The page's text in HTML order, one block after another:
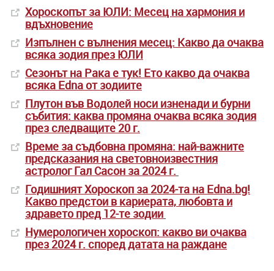
Хороскопът за ЮЛИ: Месец на хармония и
вдъхновение
Изпълнен с вълнения месец: Какво да очаква
всяка зодия през ЮЛИ
Сезонът на Рака е тук! Ето какво да очаква
всяка Edna от зодиите
Плутон във Водолей носи изненади и бурни
събития: каква промяна очаква всяка зодия
през следващите 20 г.
Време за съдбовна промяна: най-важните
предсказания на световноизвестния
астролог Гал Сасон за 2024 г.
Годишният Хороскоп за 2024-та на Edna.bg!
Какво предстои в кариерата, любовта и
здравето пред 12-те зодии
Нумерологичен хороскоп: какво ви очаква
през 2024 г. според датата на раждане